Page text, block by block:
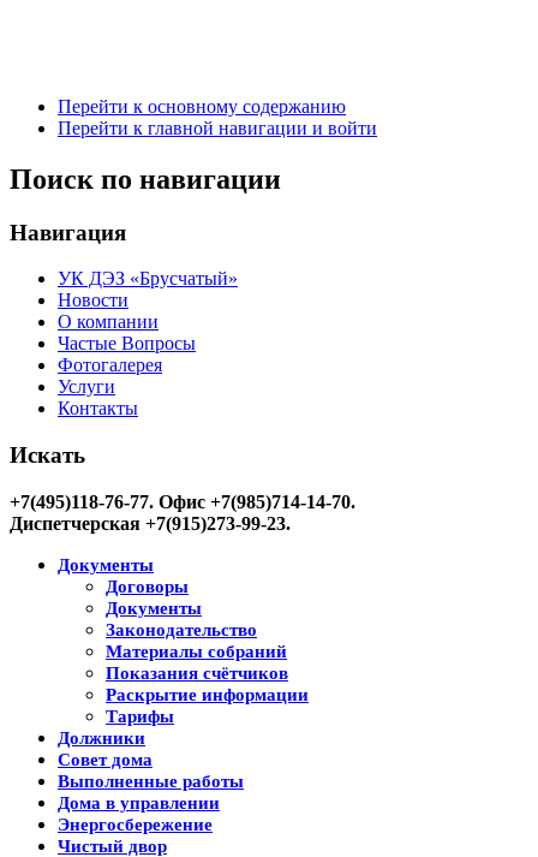
Перейти к основному содержанию
Перейти к главной навигации и войти
Поиск по навигации
Навигация
УК ДЭЗ «Брусчатый»
Новости
О компании
Частые Вопросы
Фотогалерея
Услуги
Контакты
Искать
+7(495)118-76-77. Офис +7(985)714-14-70.
Диспетчерская +7(915)273-99-23.
Документы
Договоры
Документы
Законодательство
Материалы собраний
Показания счётчиков
Раскрытие информации
Тарифы
Должники
Совет дома
Выполненные работы
Дома в управлении
Энергосбережение
Чистый двор